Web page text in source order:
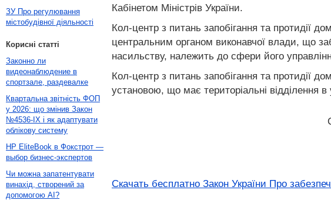
Кабінетом Міністрів України.
Кол-центр з питань запобігання та протидії
центральним органом виконавчої влади, що
насильству, належить до сфери його
Кол-центр з питань запобігання та протидії
установою, що має територіальні відділення в
Скачать бесплатно Закон України Про
ЗУ Про регулювання
містобудівної діяльності
Корисні статті
Законно ли
видеонаблюдение в
спортзале, раздевалке
Квартальна звітність ФОП
у 2026: що змінив Закон
№4536-IX і як адаптувати
облікову систему
HP EliteBook в Фокстрот —
выбор бизнес-экспертов
Чи можна запатентувати
винахід, створений за
допомогою AI?